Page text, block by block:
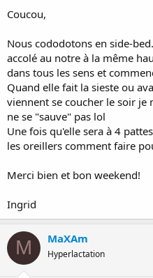
r
Coucou,
Nous cododotons en side-
accolé au notre à la même
dans tous les sens et
Quand elle fait la sieste ou
viennent se coucher le soir
ne se "sauve" pas lol
Une fois qu'elle sera à 4
les oreillers comment faire
Merci bien et bon weekend!
Ingrid
M MaXAm
Hyperlactation